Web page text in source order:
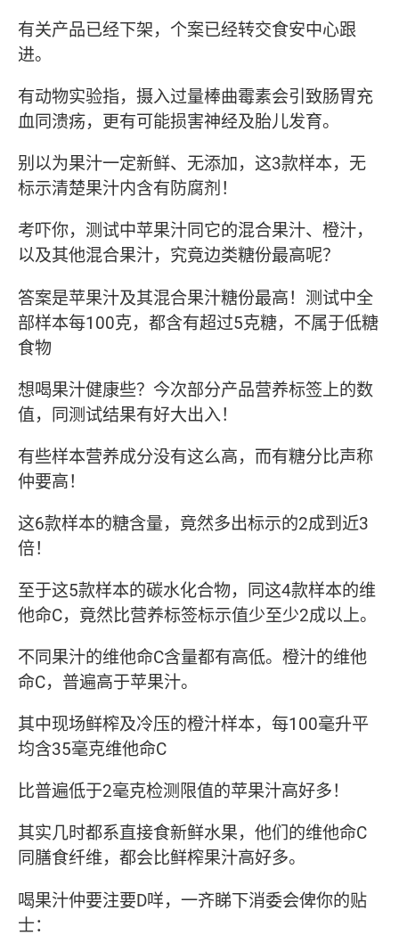
有关产品已经下架，个案已经转交食安中心跟
进。
有动物实验指，摄入过量棒曲霉素会引致肠胃充
血同溃疡，更有可能损害神经及胎儿发育。
别以为果汁一定新鲜、无添加，这3款样本，无
标示清楚果汁内含有防腐剂！
考吓你，测试中苹果汁同它的混合果汁、橙汁，
以及其他混合果汁，究竟边类糖份最高呢？
答案是苹果汁及其混合果汁糖份最高！测试中全
部样本每100克，都含有超过5克糖，不属于低糖
食物
想喝果汁健康些？今次部分产品营养标签上的数
值，同测试结果有好大出入！
有些样本营养成分没有这么高，而有糖分比声称
仲要高！
这6款样本的糖含量，竟然多出标示的2成到近3
倍！
至于这5款样本的碳水化合物，同这4款样本的维
他命C，竟然比营养标签标示值少至少2成以上。
不同果汁的维他命C含量都有高低。橙汁的维他
命C，普遍高于苹果汁。
其中现场鲜榨及冷压的橙汁样本，每100毫升平
均含35毫克维他命C
比普遍低于2毫克检测限值的苹果汁高好多！
其实几时都系直接食新鲜水果，他们的维他命C
同膳食纤维，都会比鲜榨果汁高好多。
喝果汁仲要注要D咩，一齐睇下消委会俾你的贴
士：